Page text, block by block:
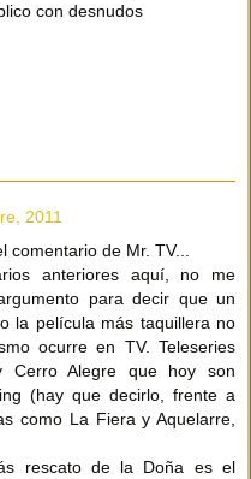
con desnudos
2011
de Mr. TV...
anteriores aquí, no me
para decir que un
la película más taquillera no
ocurre en TV. Teleseries
Cerro Alegre que hoy son
(hay que decirlo, frente a
como La Fiera y Aquelarre,
rescato de la Doña es el